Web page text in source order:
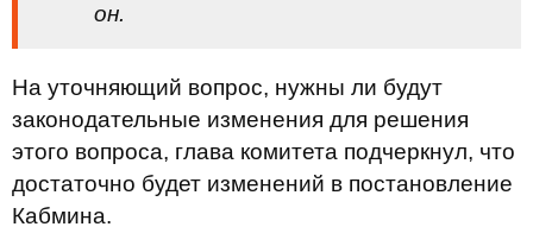
он.
На уточняющий вопрос, нужны ли будут
законодательные изменения для решения
этого вопроса, глава комитета подчеркнул, что
достаточно будет изменений в постановление
Кабмина.